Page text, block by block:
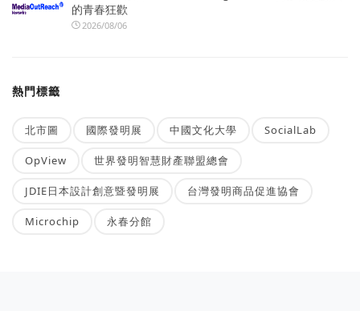
的青春狂歡
2026/08/06
熱門標籤
北市圖 國際發明展 中國文化大學 SocialLab
OpView 世界發明智慧財產聯盟總會
JDIE日本設計創意暨發明展 台灣發明商品促進協會
Microchip 永春分館